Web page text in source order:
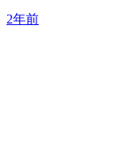
2年前